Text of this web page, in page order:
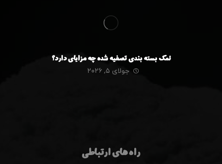
نمک بسته بندی تصفیه شده چه مزایای دارد؟
جولای ۵, ۲۰۲۶
راه های ارتباطی